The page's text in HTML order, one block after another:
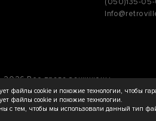
2026 Все права защищены
файлы cookie и похожие технологии, чтобы
файлы cookie и похожие технологии.
с тем, чтобы мы использовали данный тип